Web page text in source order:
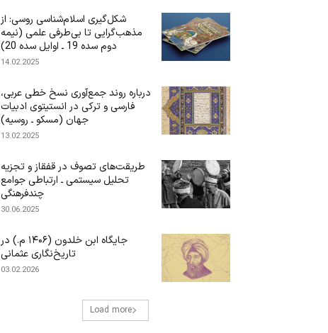
شکل‌گیری اسلام‌شناسی روسی: از
مذهب‌گرایی تا بی‌‌‌طرفی علمی (نیمه
دوم سده 19 ـ اوایل سده 20)
14.02.2025
درباره‌ روند جمع‌آوری نسخ خطی عربی،
فارسی و ترکی در انستیتوی ادبیات
جهان (مسکو ـ روسیه)
13.02.2025
طریقت‌های تصوف در قفقاز و تجزیه
تحلیل سیستمی ـ ارتباطی جوامع
چندفرهنگی
30.06.2025
جایگاه ابن‌ خلدون (۱۴۰۶ م.) در
تاریخ‌نگاری عثمانی
03.02.2026
Load more